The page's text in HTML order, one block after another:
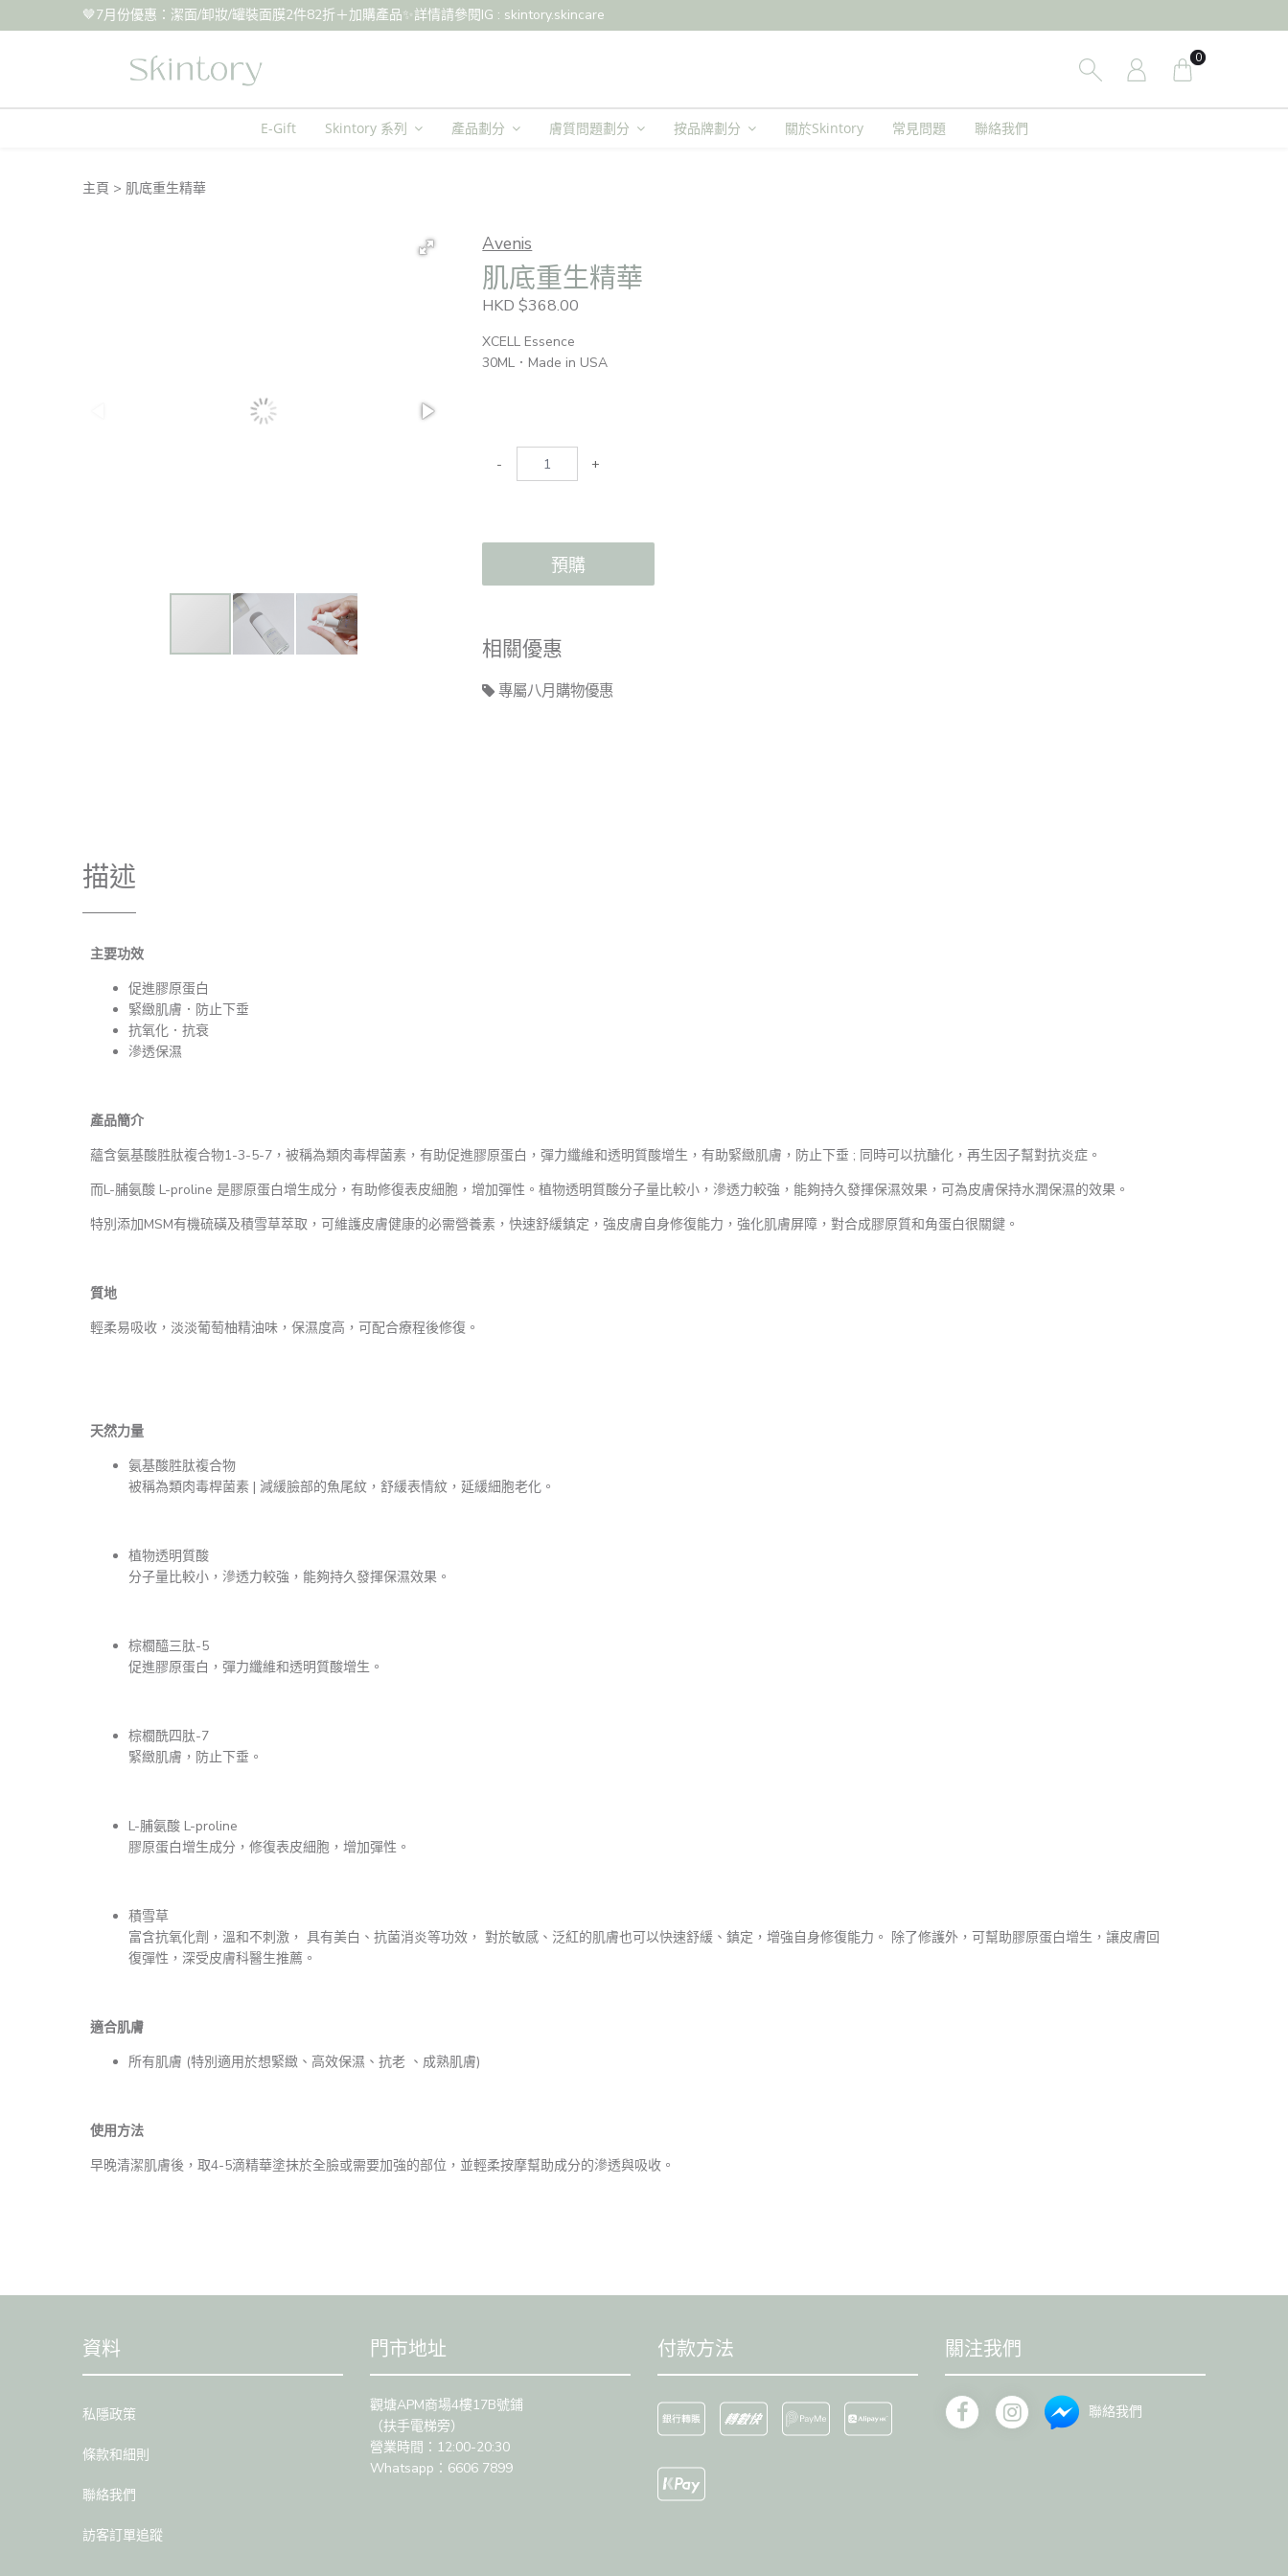
🤎7月份優惠：潔面/卸妝/罐裝面膜2件82折＋加購產品✨詳情請參閱IG : skintory.skincare
0
E-Gift Skintory 系列 產品劃分 膚質問題劃分 按品牌劃分 關於Skintory 常見問題 聯絡我們
主頁 肌底重生精華
Avenis
肌底重生精華
HKD $368.00
XCELL Essence
30ML．Made in USA
- +
預購
相關優惠
專屬八月購物優惠
描述
主要功效
促進膠原蛋白
緊緻肌膚．防止下垂
抗氧化．抗衰
滲透保濕
產品簡介
蘊含氨基酸胜肽複合物1-3-5-7，被稱為類肉毒桿菌素，有助促進膠原蛋白，彈力纖維和透明質酸增生，有助緊緻肌膚，防止下垂 ; 同時可以抗醣化，再生因子幫對抗炎症。
而L-脯氨酸 L-proline 是膠原蛋白增生成分，有助修復表皮細胞，增加彈性。植物透明質酸分子量比較小，滲透力較強，能夠持久發揮保濕效果，可為皮膚保持水潤保濕的效果。
特別添加MSM有機硫磺及積雪草萃取，可維護皮膚健康的必需營養素，快速舒緩鎮定，強皮膚自身修復能力，強化肌膚屏障，對合成膠原質和角蛋白很關鍵。
質地
輕柔易吸收，淡淡葡萄柚精油味，保濕度高，可配合療程後修復。
天然力量
氨基酸胜肽複合物
被稱為類肉毒桿菌素 | 減緩臉部的魚尾紋，舒緩表情紋，延緩細胞老化。
植物透明質酸
分子量比較小，滲透力較強，能夠持久發揮保濕效果。
棕櫚醯三肽-5
促進膠原蛋白，彈力纖維和透明質酸增生。
棕櫚酰四肽-7
緊緻肌膚，防止下垂。
L-脯氨酸 L-proline
膠原蛋白增生成分，修復表皮細胞，增加彈性。
積雪草
富含抗氧化劑，溫和不刺激， 具有美白、抗菌消炎等功效， 對於敏感、泛紅的肌膚也可以快速舒緩、鎮定，增強⾃⾝修復能⼒。 除了修護外，可幫助膠原蛋⽩增⽣，讓⽪膚回
復彈性，深受⽪膚科醫⽣推薦。
適合肌膚
所有肌膚 (特別適用於想緊緻、高效保濕、抗老 、成熟肌膚)
使用方法
早晚清潔肌膚後，取4-5滴精華塗抹於全臉或需要加強的部位，並輕柔按摩幫助成分的滲透與吸收。
資料
私隱政策
條款和細則
聯絡我們
訪客訂單追蹤
門市地址
觀塘APM商場4樓17B號鋪
（扶手電梯旁）
營業時間：12:00-20:30
Whatsapp：6606 7899
付款方法 關注我們
聯絡我們